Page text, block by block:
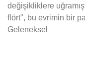
değişikliklere
flört", bu evrimin bir
Geleneksel